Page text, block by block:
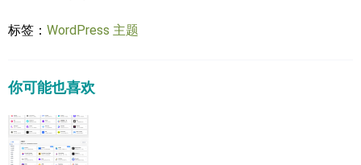
标签： WordPress 主题
你可能也喜欢